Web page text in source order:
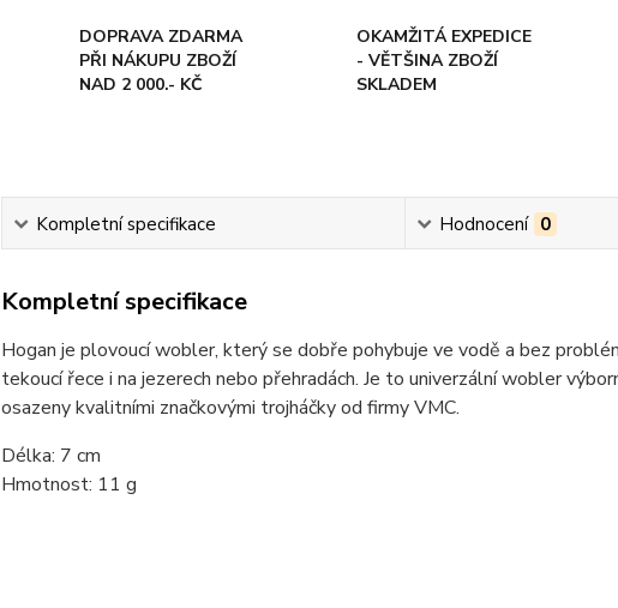
DOPRAVA ZDARMA
PŘI NÁKUPU ZBOŽÍ
NAD 2 000.- KČ
OKAMŽITÁ EXPEDICE
- VĚTŠINA ZBOŽÍ
SKLADEM
Kompletní specifikace Hodnocení 0
Kompletní specifikace
Hogan je plovoucí wobler, který se dobře pohybuje ve vodě a bez
tekoucí řece i na jezerech nebo přehradách. Je to univerzální wobler
osazeny kvalitními značkovými trojháčky od firmy VMC.
Délka: 7 cm
Hmotnost: 11 g